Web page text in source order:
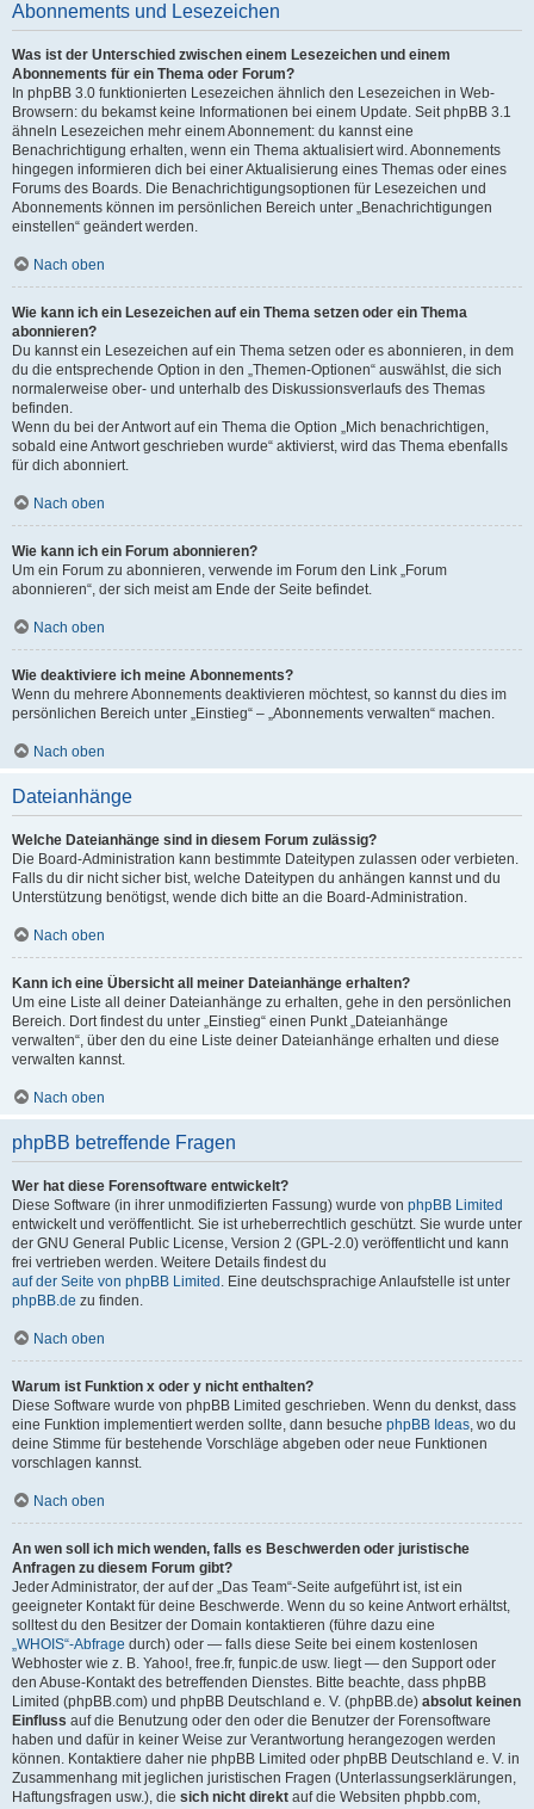
Abonnements und Lesezeichen
Was ist der Unterschied zwischen einem Lesezeichen und einem
Abonnements für ein Thema oder Forum?
In phpBB 3.0 funktionierten Lesezeichen ähnlich den Lesezeichen in Web-
Browsern: du bekamst keine Informationen bei einem Update. Seit phpBB 3.1
ähneln Lesezeichen mehr einem Abonnement: du kannst eine
Benachrichtigung erhalten, wenn ein Thema aktualisiert wird. Abonnements
hingegen informieren dich bei einer Aktualisierung eines Themas oder eines
Forums des Boards. Die Benachrichtigungsoptionen für Lesezeichen und
Abonnements können im persönlichen Bereich unter „Benachrichtigungen
einstellen“ geändert werden.
Nach oben
Wie kann ich ein Lesezeichen auf ein Thema setzen oder ein Thema
abonnieren?
Du kannst ein Lesezeichen auf ein Thema setzen oder es abonnieren, in dem
du die entsprechende Option in den „Themen-Optionen“ auswählst, die sich
normalerweise ober- und unterhalb des Diskussionsverlaufs des Themas
befinden.
Wenn du bei der Antwort auf ein Thema die Option „Mich benachrichtigen,
sobald eine Antwort geschrieben wurde“ aktivierst, wird das Thema ebenfalls
für dich abonniert.
Nach oben
Wie kann ich ein Forum abonnieren?
Um ein Forum zu abonnieren, verwende im Forum den Link „Forum
abonnieren“, der sich meist am Ende der Seite befindet.
Nach oben
Wie deaktiviere ich meine Abonnements?
Wenn du mehrere Abonnements deaktivieren möchtest, so kannst du dies im
persönlichen Bereich unter „Einstieg“ – „Abonnements verwalten“ machen.
Nach oben
Dateianhänge
Welche Dateianhänge sind in diesem Forum zulässig?
Die Board-Administration kann bestimmte Dateitypen zulassen oder verbieten.
Falls du dir nicht sicher bist, welche Dateitypen du anhängen kannst und du
Unterstützung benötigst, wende dich bitte an die Board-Administration.
Nach oben
Kann ich eine Übersicht all meiner Dateianhänge erhalten?
Um eine Liste all deiner Dateianhänge zu erhalten, gehe in den persönlichen
Bereich. Dort findest du unter „Einstieg“ einen Punkt „Dateianhänge
verwalten“, über den du eine Liste deiner Dateianhänge erhalten und diese
verwalten kannst.
Nach oben
phpBB betreffende Fragen
Wer hat diese Forensoftware entwickelt?
Diese Software (in ihrer unmodifizierten Fassung) wurde von phpBB Limited
entwickelt und veröffentlicht. Sie ist urheberrechtlich geschützt. Sie wurde unter
der GNU General Public License, Version 2 (GPL-2.0) veröffentlicht und kann
frei vertrieben werden. Weitere Details findest du
auf der Seite von phpBB Limited . Eine deutschsprachige Anlaufstelle ist unter
phpBB.de zu finden.
Nach oben
Warum ist Funktion x oder y nicht enthalten?
Diese Software wurde von phpBB Limited geschrieben. Wenn du denkst, dass
eine Funktion implementiert werden sollte, dann besuche phpBB Ideas, wo du
deine Stimme für bestehende Vorschläge abgeben oder neue Funktionen
vorschlagen kannst.
Nach oben
An wen soll ich mich wenden, falls es Beschwerden oder juristische
Anfragen zu diesem Forum gibt?
Jeder Administrator, der auf der „Das Team“-Seite aufgeführt ist, ist ein
geeigneter Kontakt für deine Beschwerde. Wenn du so keine Antwort erhältst,
solltest du den Besitzer der Domain kontaktieren (führe dazu eine
„WHOIS“-Abfrage durch) oder — falls diese Seite bei einem kostenlosen
Webhoster wie z. B. Yahoo!, free.fr, funpic.de usw. liegt — den Support oder
den Abuse-Kontakt des betreffenden Dienstes. Bitte beachte, dass phpBB
Limited (phpBB.com) und phpBB Deutschland e. V. (phpBB.de) absolut keinen
Einfluss auf die Benutzung oder den oder die Benutzer der Forensoftware
haben und dafür in keiner Weise zur Verantwortung herangezogen werden
können. Kontaktiere daher nie phpBB Limited oder phpBB Deutschland e. V. in
Zusammenhang mit jeglichen juristischen Fragen (Unterlassungserklärungen,
Haftungsfragen usw.), die sich nicht direkt auf die Websiten phpbb.com,